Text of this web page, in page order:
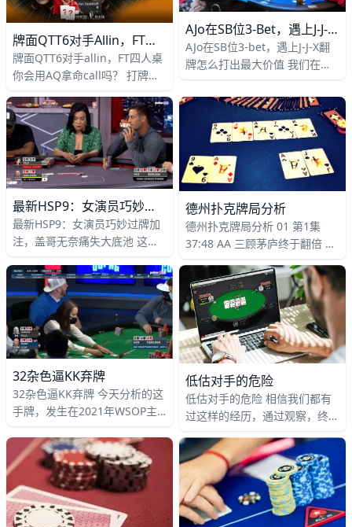
牌面QTT6对手allin，FT四人桌你会用AQ拿命call吗？
牌面QTT6对手allin，FT四人桌
你会用AQ拿命call吗？ 打牌的
精心设计的陷阱更爽的事吗？
那种感觉爽到让很
AJo在SB位3-Bet，遇上J-J-X翻牌怎么打出最大价值
AJo在SB位3-bet，遇上J-J-X翻
牌怎么打出最大价值 我们在牌
底池获得的，所以学会把握好这
些大底池就是很基
最新HSP9：女演员巧妙过牌加注，盖哥无奈痛失大底池
最新HSP9：女演员巧妙过牌加
注，盖哥无奈痛失大底池 这一
的最新一集，美国女演员
Jennifer Tilly战胜盖哥
德州扑克牌局分析
德州扑克牌局分析 01 第1集
37:48 AA 三顾茅庐终于翻倍 第
不断耗损，几次 AA 都沦为扫地
机器人，但是第三次 AA 的时
候，终于不一样了
32杂色逼KK弃牌
32杂色逼KK弃牌 今天分析的这
手牌，发生在2021年WSOP主
进入奖励圈，这意味着奖金差距
的压力越来越大，对选手
低估对手的危险
低估对手的危险 相信我们都有
过这样的经历，通过观察，终于
这位业余玩家频繁入池，打得又
弱，也就是俗称的鱼。你可以会
想